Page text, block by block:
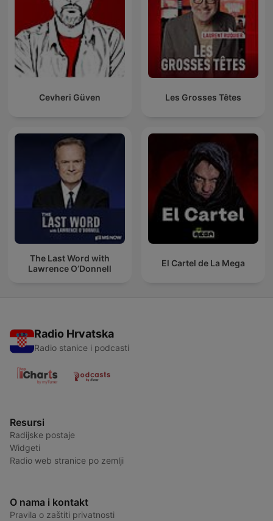
Cevheri Güven Les Grosses Têtes
The Last Word with
Lawrence O’Donnell
El Cartel de La Mega
Radio Hrvatska
Radio stanice i podcasti
Resursi
Radijske postaje
Widgeti
Radio web stranice po zemlji
O nama i kontakt
Pravila o zaštiti privatnosti